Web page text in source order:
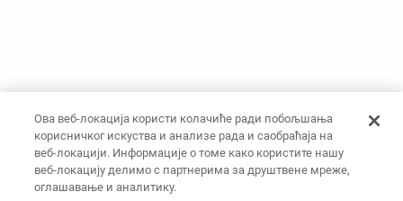
Ова веб-локација користи колачиће ради побољшања
корисничког искуства и анализе рада и саобраћаја на
веб-локацији. Информације о томе како користите нашу
веб-локацију делимо с партнерима за друштвене мреже,
оглашавање и аналитику.